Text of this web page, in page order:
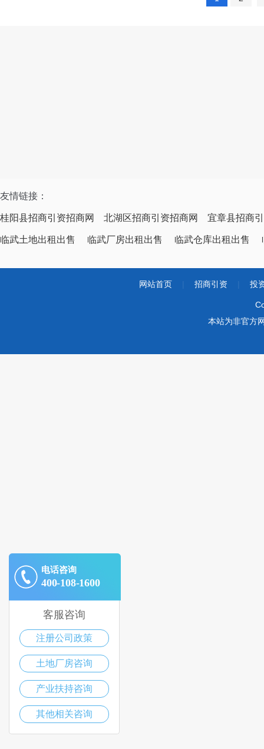
友情链接：
桂阳县招商引资招商网 北湖区招商引资招商网 宜章县招商
临武土地出租出售 临武厂房出租出售 临武仓库出租出售
网站首页 招商引资 投
本站为非官方
电话咨询
400-108-1600
客服咨询
注册公司政策
土地厂房咨询
产业扶持咨询
其他相关咨询